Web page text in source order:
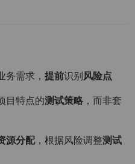
务需求， 提前识别风险点
目特点的测试策略 ，而非套
源分配，根据风险调整测试